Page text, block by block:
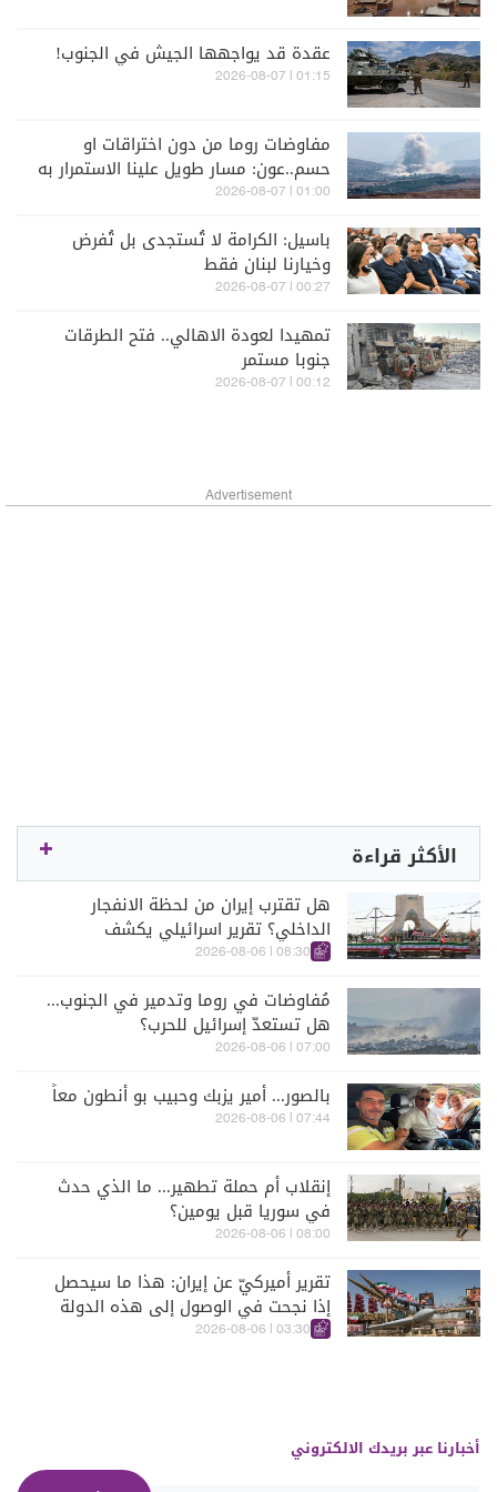
عقدة قد يواجهها الجيش في الجنوب!
01:15 | 2026-08-07
مفاوضات روما من دون اختراقات او
حسم..عون: مسار طويل علينا الاستمرار به
01:00 | 2026-08-07
باسيل: الكرامة لا تُستجدى بل تُفرض
وخيارنا لبنان فقط
00:27 | 2026-08-07
تمهيدا لعودة الاهالي.. فتح الطرقات
جنوبا مستمر
00:12 | 2026-08-07
Advertisement
الأكثر قراءة
هل تقترب إيران من لحظة الانفجار
الداخلي؟ تقرير اسرائيلي يكشف
الكواليس
08:30 | 2026-08-06
مُفاوضات في روما وتدمير في الجنوب...
هل تستعدّ إسرائيل للحرب؟
07:00 | 2026-08-06
بالصور... أمير يزبك وحبيب بو أنطون معاً
07:44 | 2026-08-06
إنقلاب أم حملة تطهير... ما الذي حدث
في سوريا قبل يومين؟
08:00 | 2026-08-06
تقرير أميركيّ عن إيران: هذا ما سيحصل
إذا نجحت في الوصول إلى هذه الدولة
الآسيويّة
03:30 | 2026-08-06
أخبارنا عبر بريدك الالكتروني